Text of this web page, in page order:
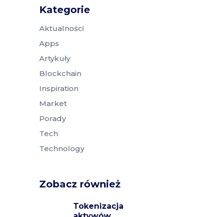
Kategorie
Aktualności
Apps
Artykuły
Blockchain
Inspiration
Market
Porady
Tech
Technology
Zobacz również
Tokenizacja